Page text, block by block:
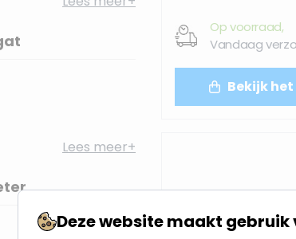
available
available
available
Lees meer+
available
Op voorraad,
Vandaag
Bekijk
Deze website maakt gebruik